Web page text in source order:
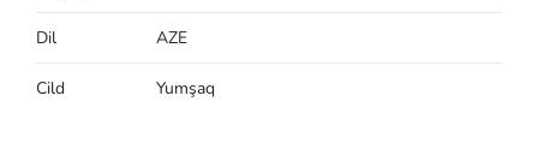
Dil AZE
Cild Yumşaq